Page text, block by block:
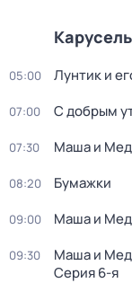
Карусель
05:00 Лунтик и
07:00 С добрым
07:30 Маша и
08:20 Бумажки
09:00 Маша и
09:30 Маша и
Серия 6-я